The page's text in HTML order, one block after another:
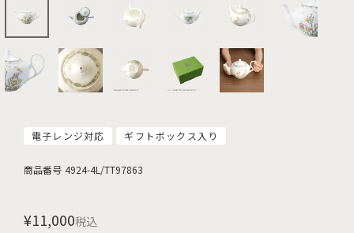
電子レンジ対応 ギフトボックス入り
商品番号 4924-4L/TT97863
¥11,000税込